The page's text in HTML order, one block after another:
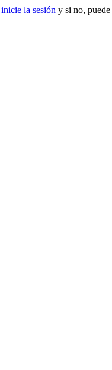
inicie la sesión y si no, puede